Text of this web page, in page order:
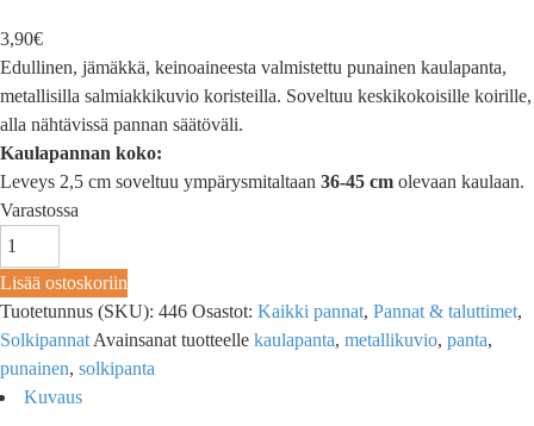
3,90€
Edullinen, jämäkkä, keinoaineesta valmistettu punainen kaulapanta,
metallisilla salmiakkikuvio koristeilla. Soveltuu keskikokoisille koirille,
alla nähtävissä pannan säätöväli.
Kaulapannan koko:
Leveys 2,5 cm soveltuu ympärysmitaltaan 36-45 cm olevaan kaulaan.
Varastossa
Lisää ostoskoriin
Tuotetunnus (SKU): 446 Osastot: Kaikki pannat, Pannat & taluttimet,
Solkipannat Avainsanat tuotteelle kaulapanta, metallikuvio, panta,
punainen, solkipanta
Kuvaus